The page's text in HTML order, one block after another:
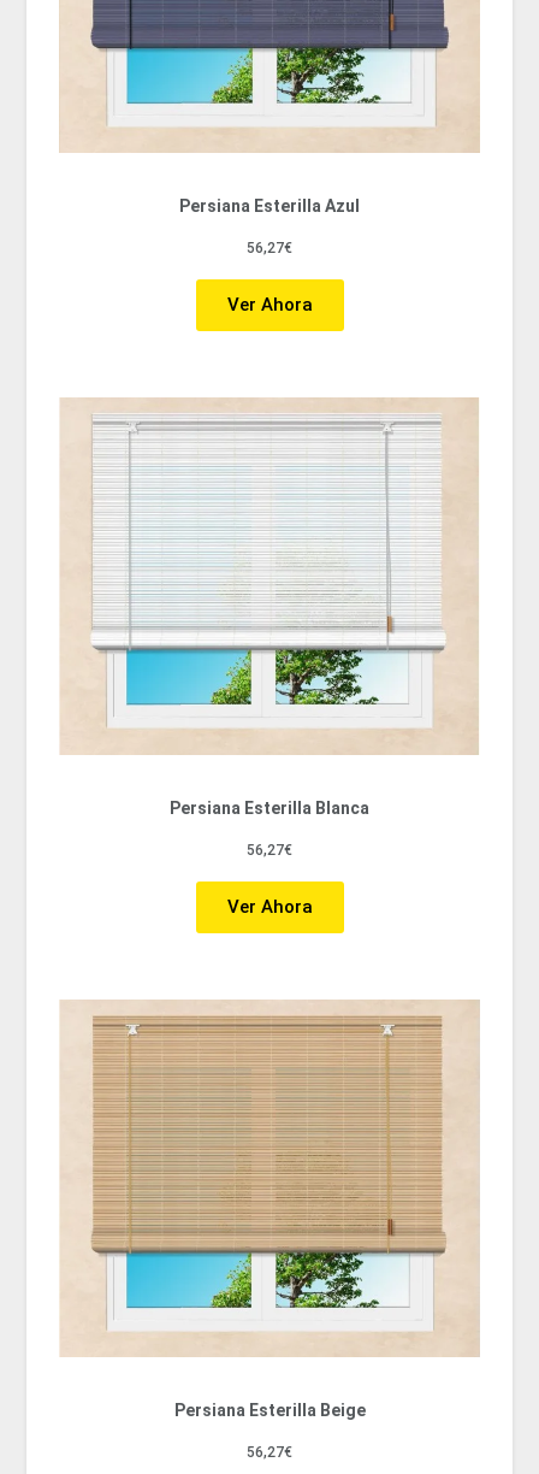
Persiana Esterilla Azul
56,27€
Ver Ahora
Persiana Esterilla Blanca
56,27€
Ver Ahora
Persiana Esterilla Beige
56,27€